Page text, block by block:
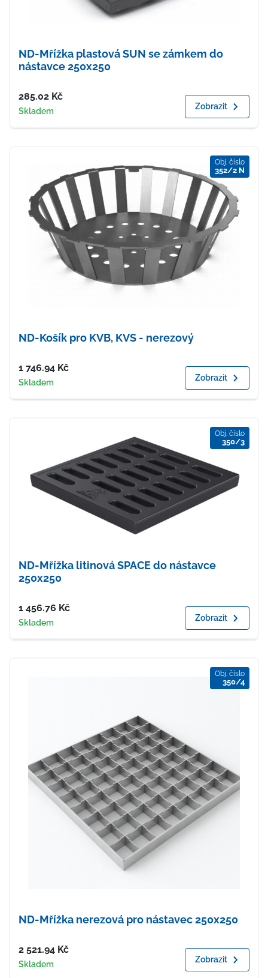
ND-Mřížka plastová SUN se zámkem do
nástavce 250x250
Cena
285.02 Kč
Dostupnost
Skladem Zobrazit
Obj. číslo
352/2 N
ND-Košík pro KVB, KVS - nerezový
Cena
1 746.94 Kč
Dostupnost
Skladem Zobrazit
Obj. číslo
350/3
ND-Mřížka litinová SPACE do nástavce
250x250
Cena
1 456.76 Kč
Dostupnost
Skladem Zobrazit
Obj. číslo
350/4
ND-Mřížka nerezová pro nástavec 250x250
Cena
2 521.94 Kč
Dostupnost
Skladem Zobrazit